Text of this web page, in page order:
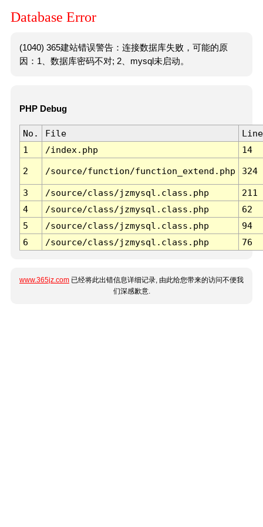
Database Error
(1040) 365建站错误警告：连接数据库失败，可能的原
因：1、数据库密码不对; 2、mysql未启动。
PHP Debug
No. File
Line
1
/index.php 14
2 /source/function/function_extend.php 324
3 /source/class/jzmysql.class.php
211
4
/source/class/jzmysql.class.php
62
5
/source/class/jzmysql.class.php
94
6
/source/class/jzmysql.class.php 76
www.365jz.com 已经将此出错信息详细记录, 由此给您带来的访问不便我
们深感歉意.